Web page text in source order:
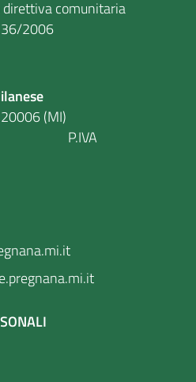
comunitaria
36/2006
(MI)
P.IVA